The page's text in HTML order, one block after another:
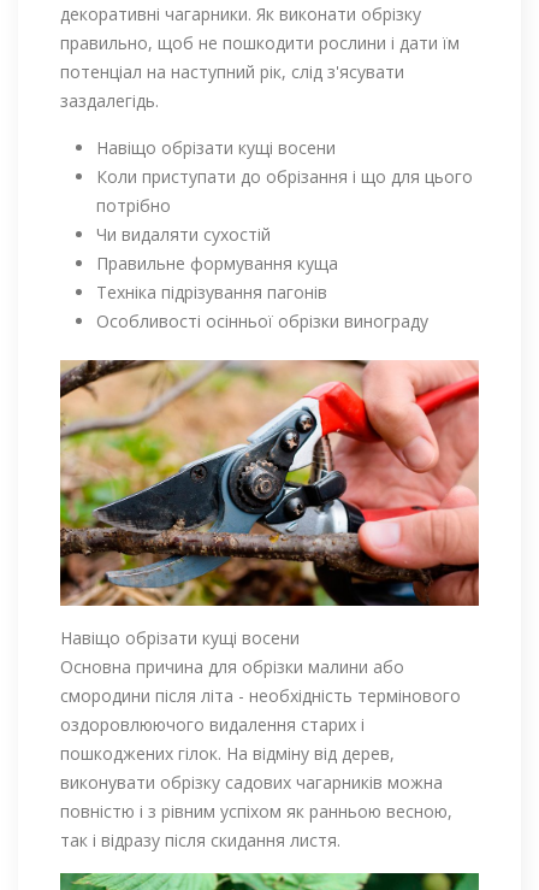
декоративні чагарники. Як виконати обрізку
правильно, щоб не пошкодити рослини і дати їм
потенціал на наступний рік, слід з'ясувати
заздалегідь.
Навіщо обрізати кущі восени
Коли приступати до обрізання і що для цього
потрібно
Чи видаляти сухостій
Правильне формування куща
Техніка підрізування пагонів
Особливості осінньої обрізки винограду
Навіщо обрізати кущі восени
Основна причина для обрізки малини або
смородини після літа - необхідність термінового
оздоровлюючого видалення старих і
пошкоджених гілок. На відміну від дерев,
виконувати обрізку садових чагарників можна
повністю і з рівним успіхом як ранньою весною,
так і відразу після скидання листя.